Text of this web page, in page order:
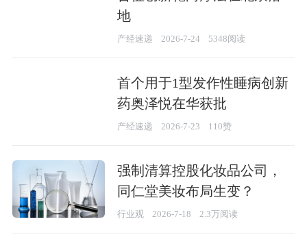
地
产经速递 2026-7-24 5348阅读
首个用于1型发作性睡病创新
药奥泽悦在华获批
产经速递 2026-7-23 110赞
强制清算控股化妆品公司，
同仁堂美妆布局生变？
行业观 2026-7-18 2.3万阅读